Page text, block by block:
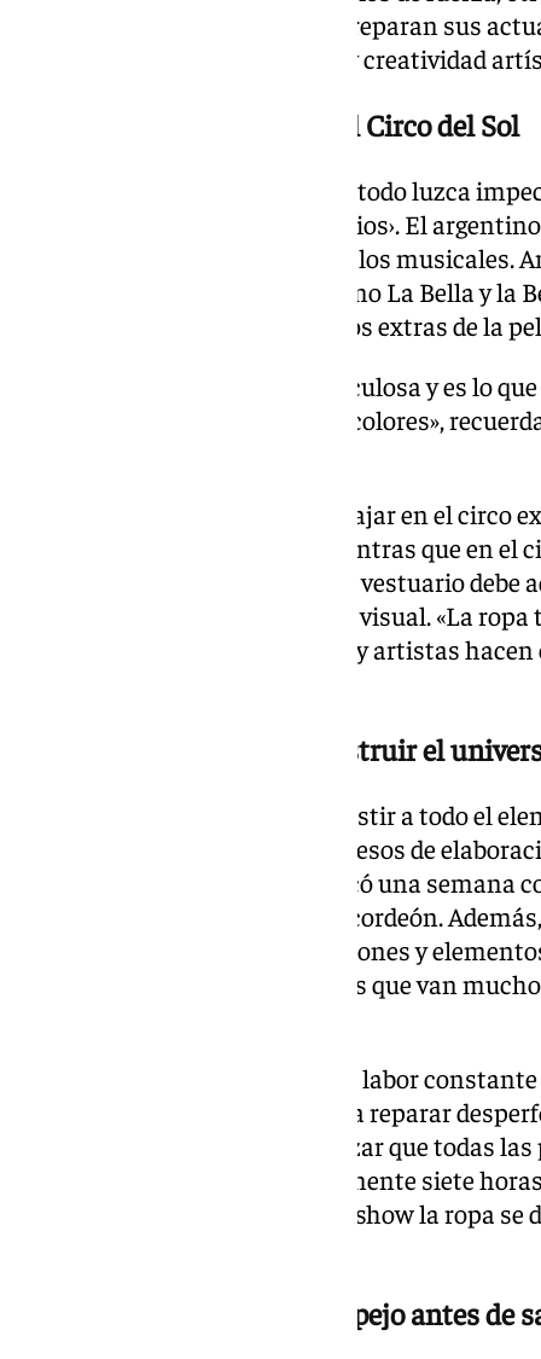
malabares y varios acróbatas preparan sus
se respira disciplina deportiva y creatividad
De La sociedad de la nieve al Circo del Sol
Uno de los responsables de que todo luzca
subdirector de vestuario de ‹Kurios›. El
en el mundo del cine, el teatro y los musicales.
Sol trabajó en producciones como La Bella y la
donde estuvo a cargo de todos los extras de la
«Fue una producción muy meticulosa y es lo
imagen, armar las escenas, los colores»,
Sin embargo, reconoce que trabajar en el circo
completamente diferentes. Mientras que en el
máximo realismo, en ‹Kurios› el vestuario
de los artistas sin perder fuerza visual. «La
para sostener lo que los atletas y artistas
Más de cien trajes para construir el
No es un trabajo menor. Para vestir a todo el
y algunas piezas esconden procesos de
del vestuario, por ejemplo, dedicó una semana
traje del llamado Hombre del Acordeón.
estructuras de grandes dimensiones y
equipo a adquirir conocimientos que van
Detrás de cada función hay una labor
dedica gran parte de la jornada a reparar
acondicionar pelucas y garantizar que todas
día. «Estamos acá aproximadamente siete
días tenemos arreglos. En cada show la ropa se
Hasta dos horas frente al espejo antes de